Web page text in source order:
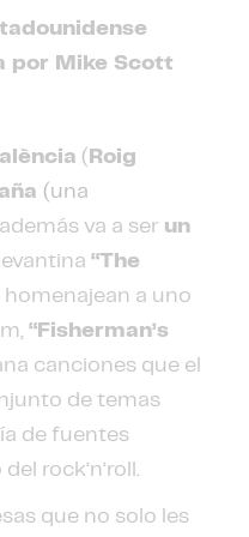
por Mike Scott
( Roig
(una
va a ser un
“The
homenajean a uno
“Fisherman’s
canciones que el
de temas
de fuentes
rock’n’roll.
que no solo les